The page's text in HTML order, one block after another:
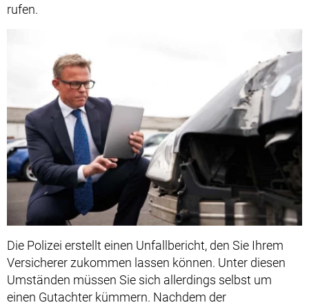
rufen.
Die Polizei erstellt einen Unfallbericht, den Sie Ihrem
Versicherer zukommen lassen können. Unter diesen
Umständen müssen Sie sich allerdings selbst um
einen Gutachter kümmern. Nachdem der